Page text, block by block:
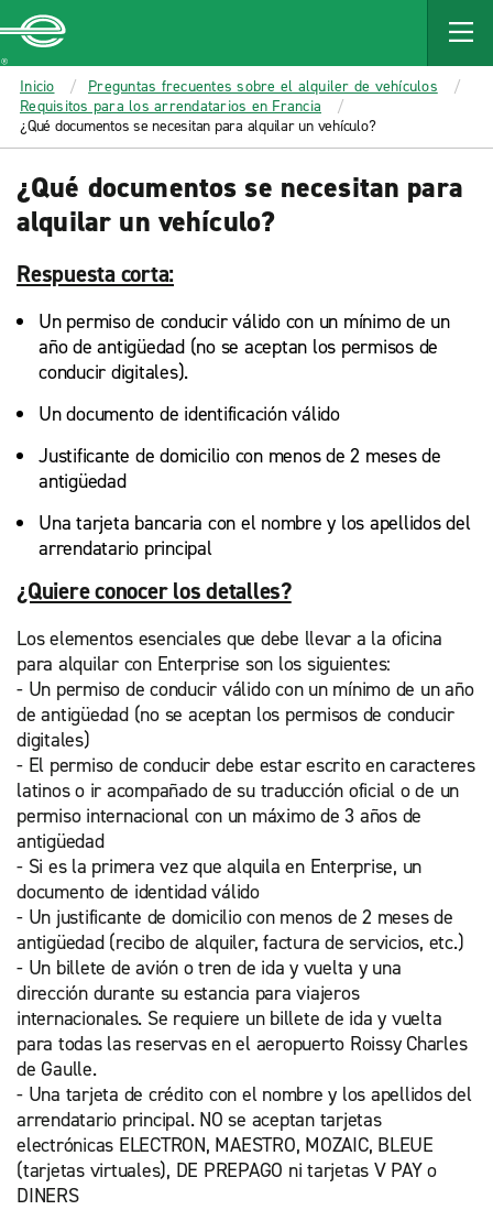
MAIN
CONTENT
Enterprise
Inicio
Preguntas frecuentes sobre el alquiler de vehículos
Requisitos para los arrendatarios en Francia
¿Qué documentos se necesitan para alquilar un vehículo?
¿Qué documentos se necesitan para
alquilar un vehículo?
Respuesta corta:
Un permiso de conducir válido con un mínimo de un
año de antigüedad (no se aceptan los permisos de
conducir digitales).
Un documento de identificación válido
Justificante de domicilio con menos de 2 meses de
antigüedad
Una tarjeta bancaria con el nombre y los apellidos del
arrendatario principal
¿Quiere conocer los detalles?
Los elementos esenciales que debe llevar a la oficina
para alquilar con Enterprise son los siguientes:
- Un permiso de conducir válido con un mínimo de un año
de antigüedad (no se aceptan los permisos de conducir
digitales)
- El permiso de conducir debe estar escrito en caracteres
latinos o ir acompañado de su traducción oficial o de un
permiso internacional con un máximo de 3 años de
antigüedad
- Si es la primera vez que alquila en Enterprise, un
documento de identidad válido
- Un justificante de domicilio con menos de 2 meses de
antigüedad (recibo de alquiler, factura de servicios, etc.)
- Un billete de avión o tren de ida y vuelta y una
dirección durante su estancia para viajeros
internacionales. Se requiere un billete de ida y vuelta
para todas las reservas en el aeropuerto Roissy Charles
de Gaulle.
- Una tarjeta de crédito con el nombre y los apellidos del
arrendatario principal. NO se aceptan tarjetas
electrónicas ELECTRON, MAESTRO, MOZAIC, BLEUE
(tarjetas virtuales), DE PREPAGO ni tarjetas V PAY o
DINERS